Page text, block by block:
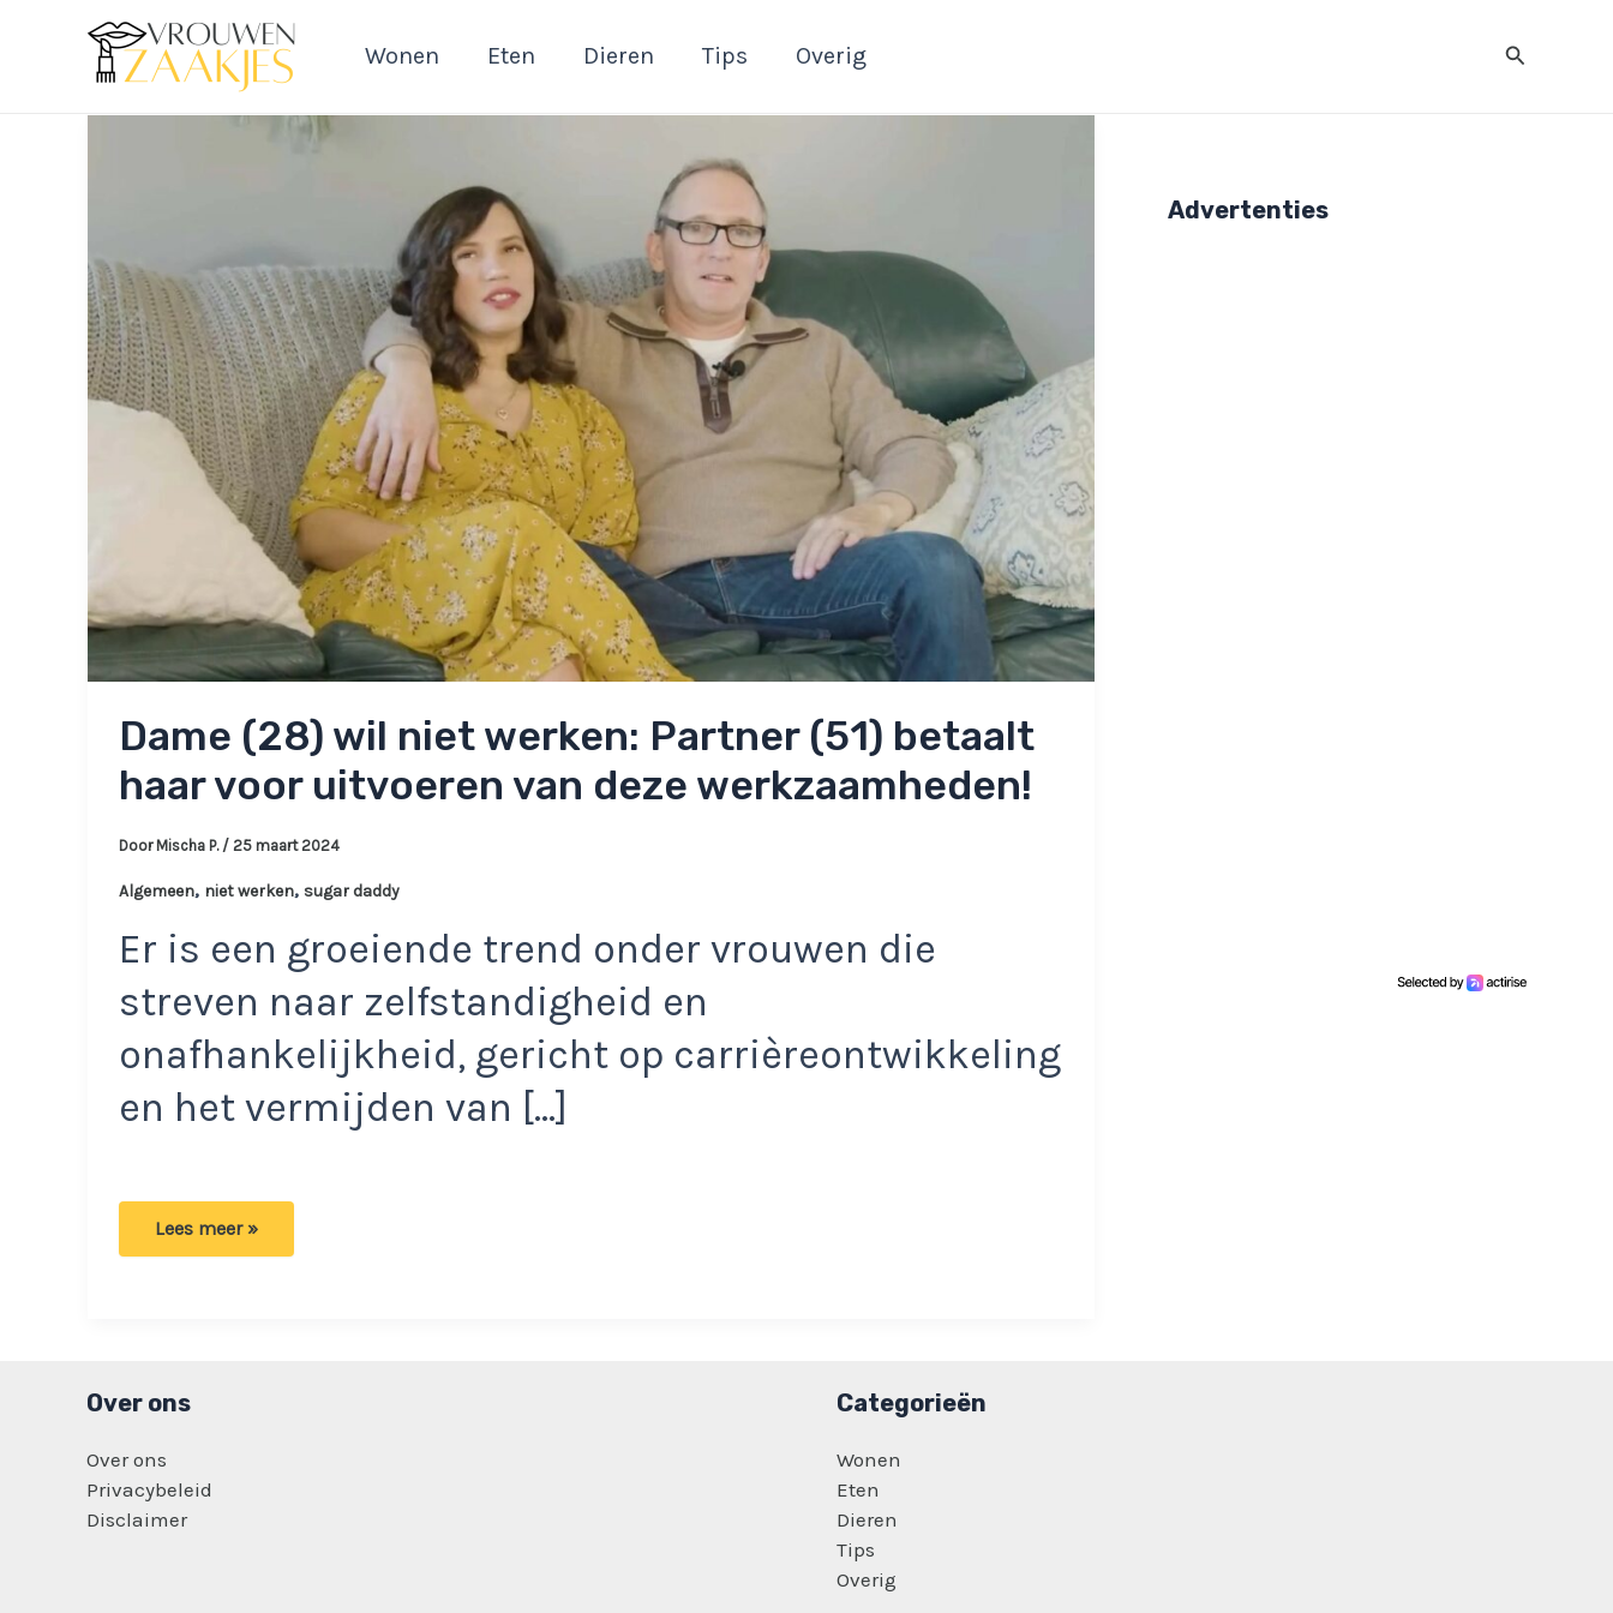
Wonen Eten Dieren Tips Overig Zoeken
Dame (28) wil niet werken: Partner (51) betaalt
haar voor uitvoeren van deze werkzaamheden!
Door Mischa P. / 25 maart 2024
Algemeen, niet werken, sugar daddy
Er is een groeiende trend onder vrouwen die
streven naar zelfstandigheid en
onafhankelijkheid, gericht op carrièreontwikkeling
en het vermijden van […]
Dame
voor
uitvoeren
deze
Lees meer »
Advertenties
Over ons
Over ons
Privacybeleid
Disclaimer
Categorieën
Wonen
Eten
Dieren
Tips
Overig